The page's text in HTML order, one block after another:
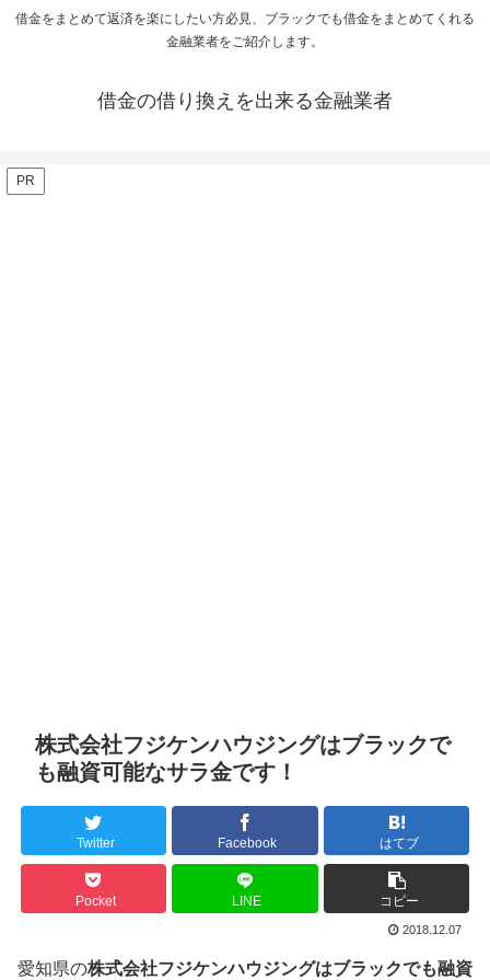
借金をまとめて返済を楽にしたい方必見、ブラックでも借金をまとめてくれる
金融業者をご紹介します。
借金の借り換えを出来る金融業者
PR
株式会社フジケンハウジングはブラックで
も融資可能なサラ金です！
Twitter Facebook はてブ
Pocket LINE コピー
2018.12.07
愛知県の株式会社フジケンハウジングはブラックでも融資